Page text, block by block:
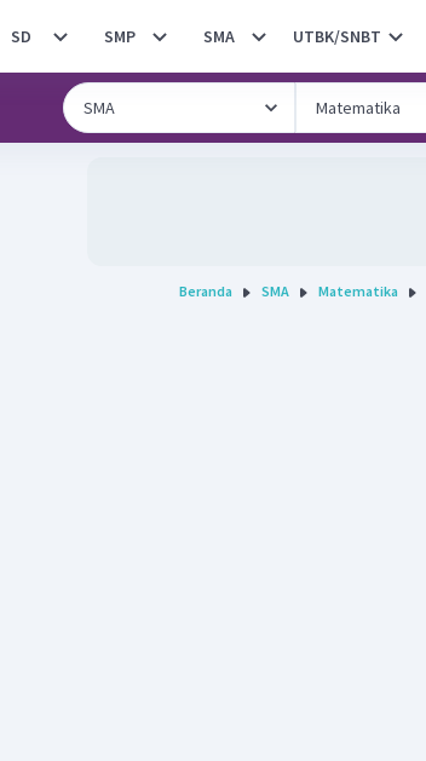
SD SMP SMA UTBK/SNBT
Beranda SMA Matematika